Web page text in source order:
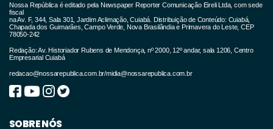
Nossa República é editado pela Newspaper Reporter Comunicação Eireli Ltda, com sede
fiscal
na Av. F, 344, Sala 301, Jardim Aclimação, Cuiabá. Distribuição de Conteúdo: Cuiabá,
Chapada dos Guimarães, Campo Verde, Nova Brasilândia e Primavera do Leste, CEP
78050-242
Redação: Av. Historiador Rubens de Mendonça, nº 2000, 12º andar, sala 1206, Centro
Empresarial Cuiabá
redacao@nossarepublica.com.br/midia@nossarepublica.com.br
SOBRE NÓS